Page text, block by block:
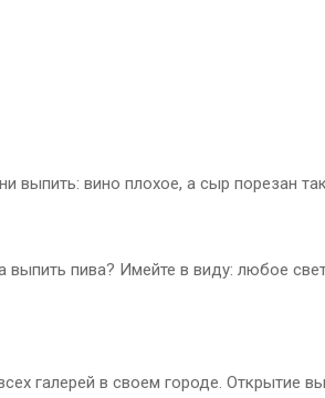
выпить: вино плохое, а сыр порезан
пива? Имейте в виду: любое
галерей в своем городе. Открытие